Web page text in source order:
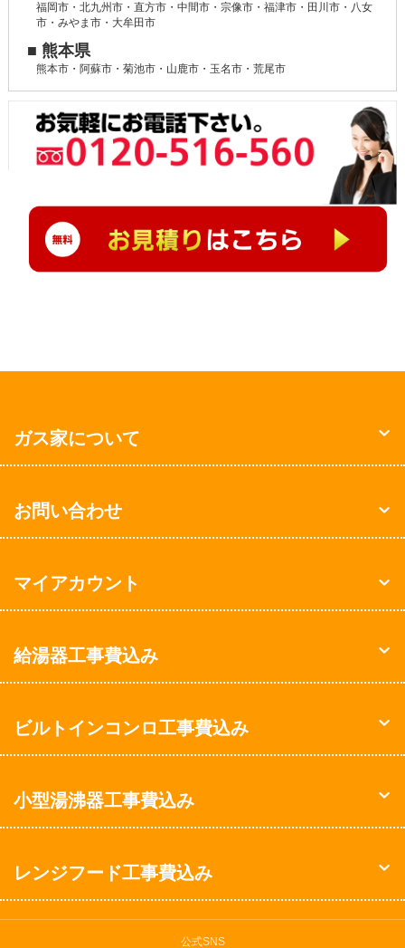
福岡市・北九州市・直方市・中間市・宗像市・福津市・田川市・八女
市・みやま市・大牟田市
■ 熊本県
熊本市・阿蘇市・菊池市・山鹿市・玉名市・荒尾市
ガス家について
お問い合わせ
マイアカウント
給湯器工事費込み
ビルトインコンロ工事費込み
小型湯沸器工事費込み
レンジフード工事費込み
公式SNS